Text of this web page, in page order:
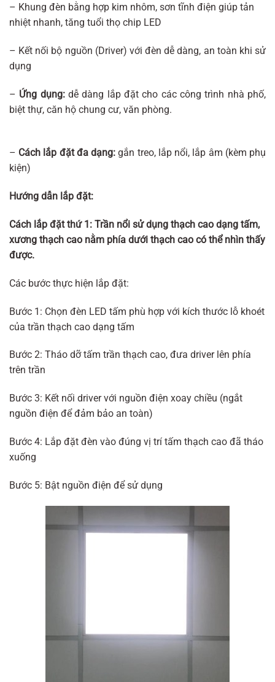
– Khung đèn bằng hợp kim nhôm, sơn tĩnh điện giúp tản
nhiệt nhanh, tăng tuổi thọ chip LED
– Kết nối bộ nguồn (Driver) với đèn dễ dàng, an toàn khi sử
dụng
– Ứng dụng:dễ dàng lắp đặt cho các công trình nhà phố,
biệt thự, căn hộ chung cư, văn phòng.
– Cách lắp đặt đa dạng:gắn treo, lắp nổi, lắp âm (kèm phụ
kiện)
Hướng dẫn lắp đặt:
Cách lắp đặt thứ 1: Trần nổi sử dụng thạch cao dạng tấm,
xương thạch cao nằm phía dưới thạch cao có thể nhìn thấy
được.
Các bước thực hiện lắp đặt:
Bước 1: Chọn đèn LED tấm phù hợp với kích thước lỗ khoét
của trần thạch cao dạng tấm
Bước 2: Tháo dỡ tấm trần thạch cao, đưa driver lên phía
trên trần
Bước 3: Kết nối driver với nguồn điện xoay chiều (ngắt
nguồn điện để đảm bảo an toàn)
Bước 4: Lắp đặt đèn vào đúng vị trí tấm thạch cao đã tháo
xuống
Bước 5: Bật nguồn điện để sử dụng